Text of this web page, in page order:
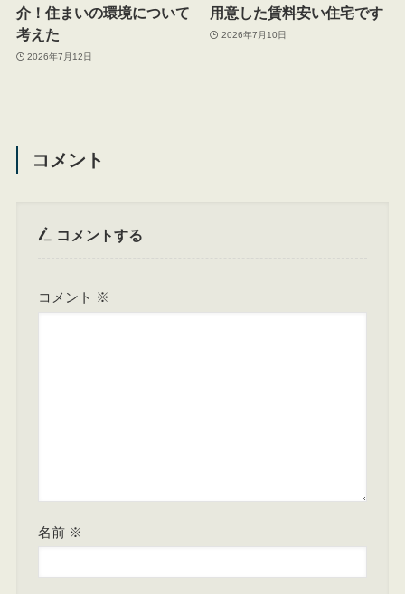
介！住まいの環境について
考えた
2026年7月12日
用意した賃料安い住宅です
2026年7月10日
コメント
コメントする
コメント ※
名前 ※